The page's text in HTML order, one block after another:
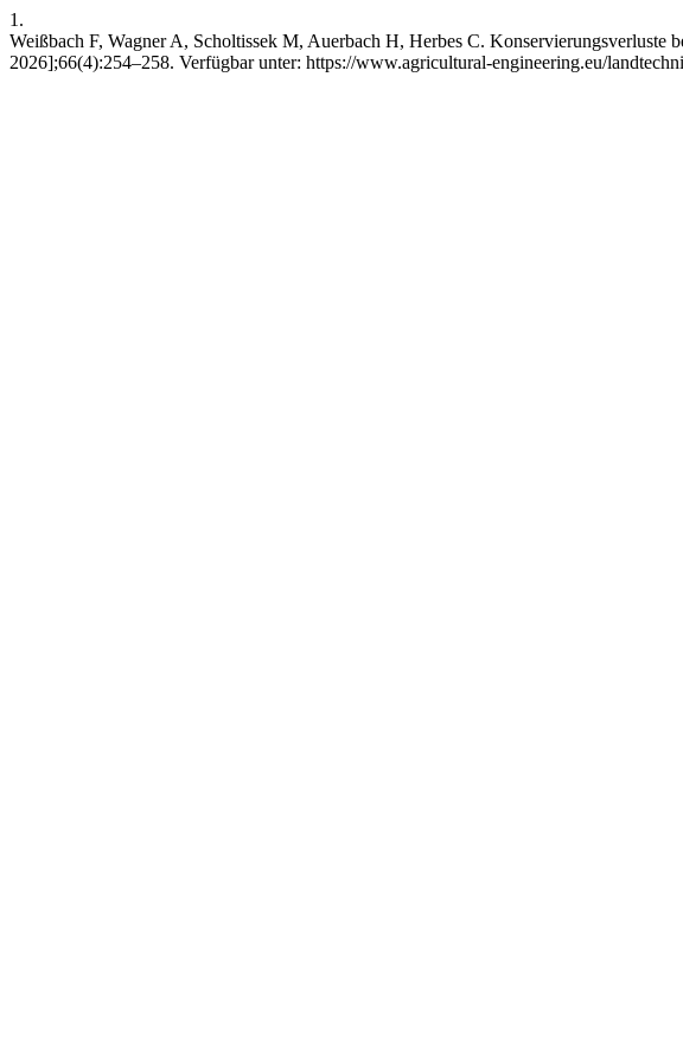
1.
Weißbach F, Wagner A, Scholtissek M, Auerbach H, Herbes C.
2026];66(4):254–258. Verfügbar unter: https://www.agricultural-engineering.eu/